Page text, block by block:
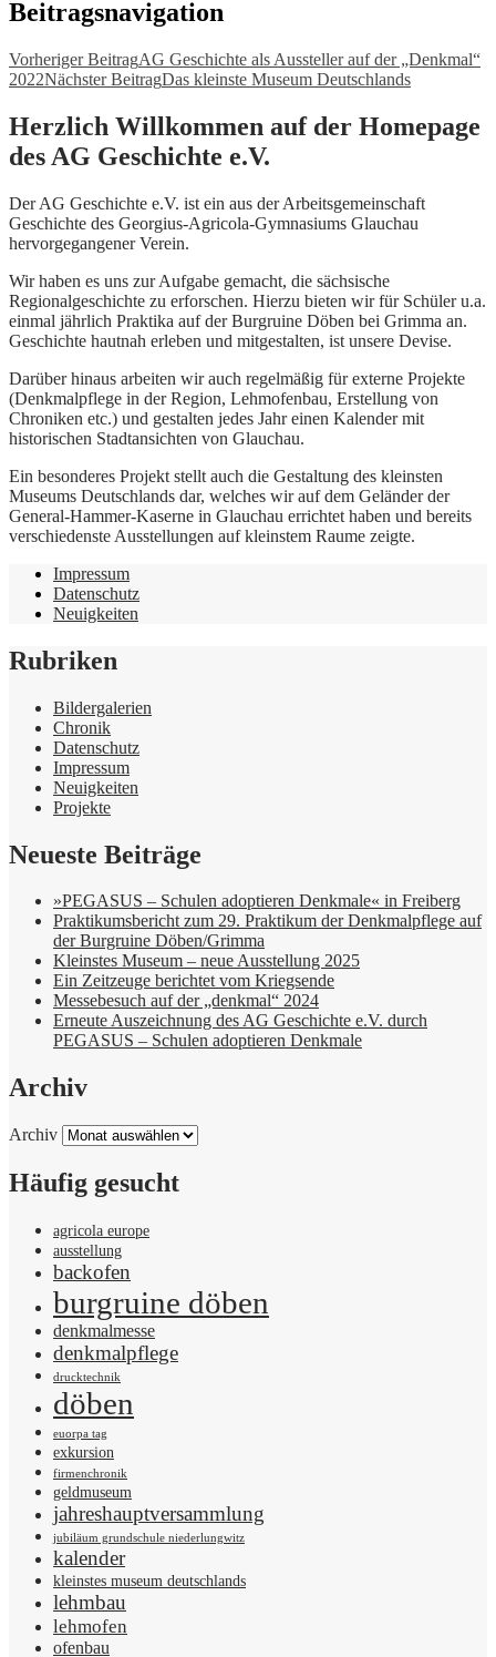
Beitragsnavigation
Vorheriger BeitragAG Geschichte als Aussteller auf der „Denkmal“
2022Nächster BeitragDas kleinste Museum Deutschlands
Herzlich Willkommen auf der Homepage
des AG Geschichte e.V.
Der AG Geschichte e.V. ist ein aus der Arbeitsgemeinschaft
Geschichte des Georgius-Agricola-Gymnasiums Glauchau
hervorgegangener Verein.
Wir haben es uns zur Aufgabe gemacht, die sächsische
Regionalgeschichte zu erforschen. Hierzu bieten wir für Schüler u.a.
einmal jährlich Praktika auf der Burgruine Döben bei Grimma an.
Geschichte hautnah erleben und mitgestalten, ist unsere Devise.
Darüber hinaus arbeiten wir auch regelmäßig für externe Projekte
(Denkmalpflege in der Region, Lehmofenbau, Erstellung von
Chroniken etc.) und gestalten jedes Jahr einen Kalender mit
historischen Stadtansichten von Glauchau.
Ein besonderes Projekt stellt auch die Gestaltung des kleinsten
Museums Deutschlands dar, welches wir auf dem Geländer der
General-Hammer-Kaserne in Glauchau errichtet haben und bereits
verschiedenste Ausstellungen auf kleinstem Raume zeigte.
Impressum
Datenschutz
Neuigkeiten
Rubriken
Bildergalerien
Chronik
Datenschutz
Impressum
Neuigkeiten
Projekte
Neueste Beiträge
»PEGASUS – Schulen adoptieren Denkmale« in Freiberg
Praktikumsbericht zum 29. Praktikum der Denkmalpflege auf
der Burgruine Döben/Grimma
Kleinstes Museum – neue Ausstellung 2025
Ein Zeitzeuge berichtet vom Kriegsende
Messebesuch auf der „denkmal“ 2024
Erneute Auszeichnung des AG Geschichte e.V. durch
PEGASUS – Schulen adoptieren Denkmale
Archiv
Archiv
Häufig gesucht
agricola europe
ausstellung
backofen
burgruine döben
denkmalmesse
denkmalpflege
drucktechnik
döben
euorpa tag
exkursion
firmenchronik
geldmuseum
jahreshauptversammlung
jubiläum grundschule niederlungwitz
kalender
kleinstes museum deutschlands
lehmbau
lehmofen
ofenbau